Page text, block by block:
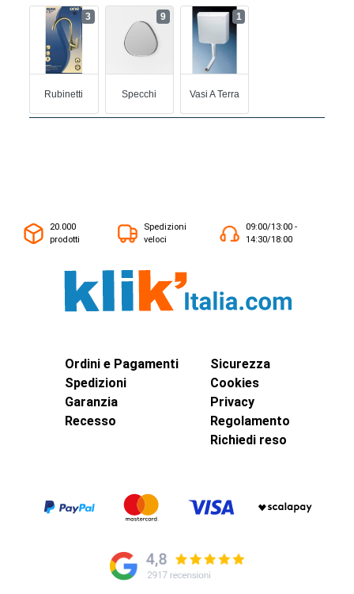
Rubinetti
3
Specchi
9
Vasi A Terra
1
20.000
prodotti
Spedizioni
veloci
09:00/13:00 -
14:30/18:00
Ordini e Pagamenti
Spedizioni
Garanzia
Recesso
Sicurezza
Cookies
Privacy
Regolamento
Richiedi reso